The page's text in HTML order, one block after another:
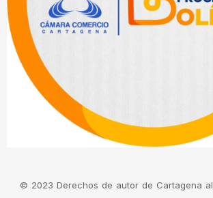
© 2023 Derechos de autor de Cartagena al